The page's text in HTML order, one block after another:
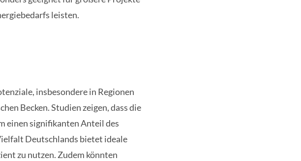
leisten.
insbesondere in Regionen
Becken. Studien zeigen, dass die
einen signifikanten Anteil des
Deutschlands bietet ideale
zu nutzen. Zudem könnten